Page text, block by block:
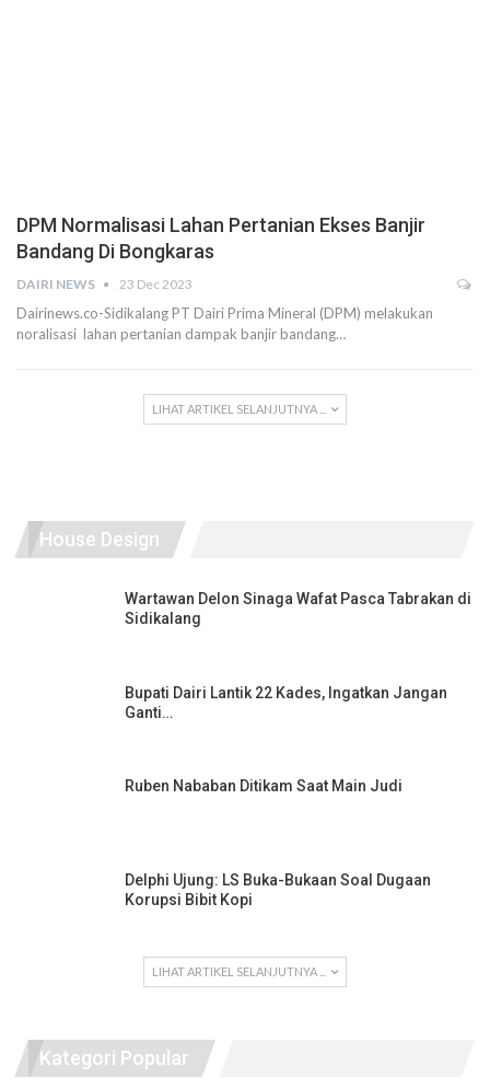
DPM Normalisasi Lahan Pertanian Ekses Banjir
Bandang Di Bongkaras
DAIRI NEWS 23 Dec 2023
Dairinews.co-Sidikalang PT Dairi Prima Mineral (DPM) melakukan
noralisasi lahan pertanian dampak banjir bandang…
LIHAT ARTIKEL SELANJUTNYA ...
House Design
Wartawan Delon Sinaga Wafat Pasca Tabrakan di
Sidikalang
Bupati Dairi Lantik 22 Kades, Ingatkan Jangan
Ganti…
Ruben Nababan Ditikam Saat Main Judi
Delphi Ujung: LS Buka-Bukaan Soal Dugaan
Korupsi Bibit Kopi
LIHAT ARTIKEL SELANJUTNYA ...
Kategori Popular